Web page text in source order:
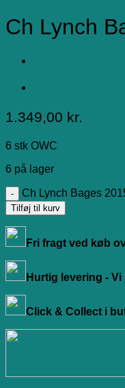
Ch Lynch
1.349,00 kr.
6 stk OWC
6 på lager
Ch Lynch Bages
Tilføj til kurv
Fri fragt ved køb
Hurtig levering -
Click & Collect i